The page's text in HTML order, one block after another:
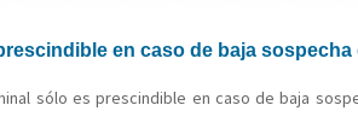
en caso de baja sospecha
sólo es prescindible en caso de baja